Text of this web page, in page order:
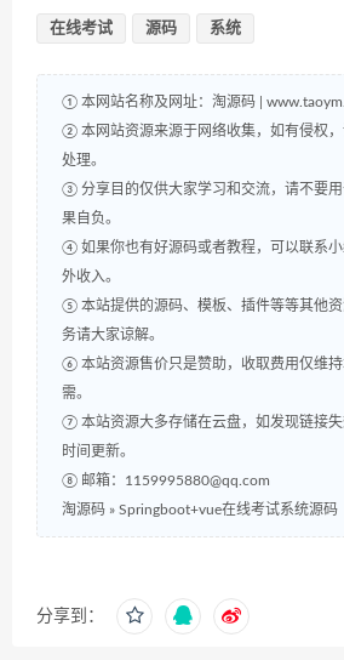
在线考试 源码 系统
① 本网站名称及网址：淘源码 |
② 本网站资源来源于网络收集，如有侵权
处理。
③ 分享目的仅供大家学习和交流，请不要
果自负。
④ 如果你也有好源码或者教程，可以联系
外收入。
⑤ 本站提供的源码、模板、插件等等其他
务请大家谅解。
⑥ 本站资源售价只是赞助，收取费用仅维
需。
⑦ 本站资源大多存储在云盘，如发现链接
时间更新。
⑧ 邮箱：1159995880@qq.com
淘源码 » Springboot+vue在线考试系统源码
分享到：